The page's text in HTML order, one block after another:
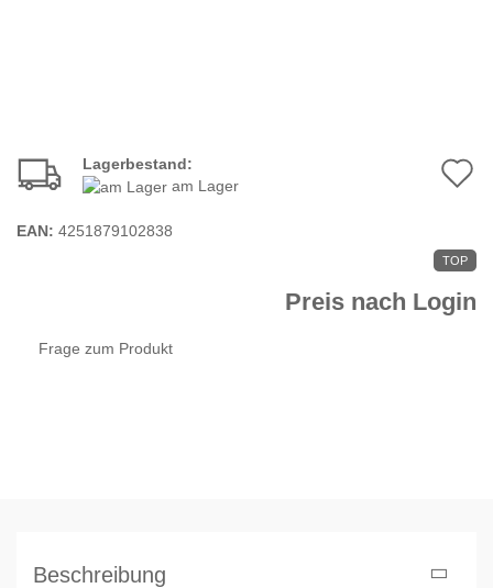
Lagerbestand:
am Lager
EAN: 4251879102838
TOP
Preis nach Login
Frage zum Produkt
Beschreibung